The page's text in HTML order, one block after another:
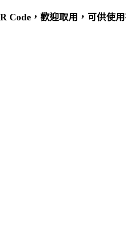
Code，歡迎取用，可供使